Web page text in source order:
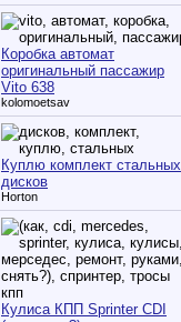
Коробка автомат
оригинальный пассажир
Vito 638
kolomoetsav
Куплю комплект стальных
дисков
Horton
Кулиса КПП Sprinter CDI